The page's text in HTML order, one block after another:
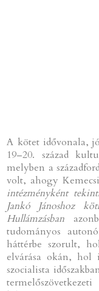
A kötet idővonala,
19–20. század
melyben a
volt, ahogy
intézményként
Jankó Jánoshoz
Hullámzásban
tudományos
háttérbe szorult,
elvárása okán, hol
szocialista